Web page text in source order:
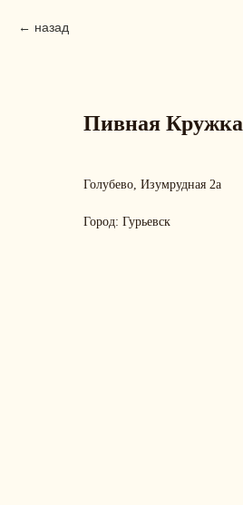
назад
Пивная Кружка
Голубево, Изумрудная 2а
Город: Гурьевск